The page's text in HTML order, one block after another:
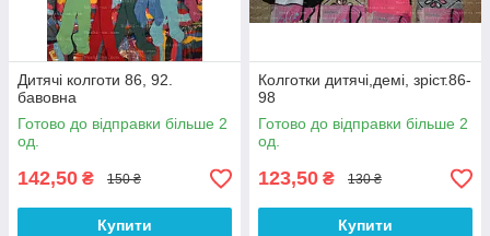
Дитячі колготи 86, 92.
бавовна
Готово до відправки більше 2
од.
142,50 ₴ 150 ₴
Купити
Колготки дитячі,демі, зріст.86-
98
Готово до відправки більше 2
од.
123,50 ₴ 130 ₴
Купити